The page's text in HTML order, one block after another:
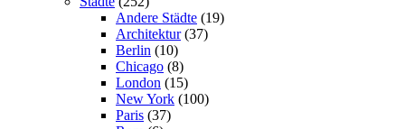
Andere Städte (19)
Architektur (37)
Berlin (10)
Chicago (8)
London (15)
New York (100)
Paris (37)